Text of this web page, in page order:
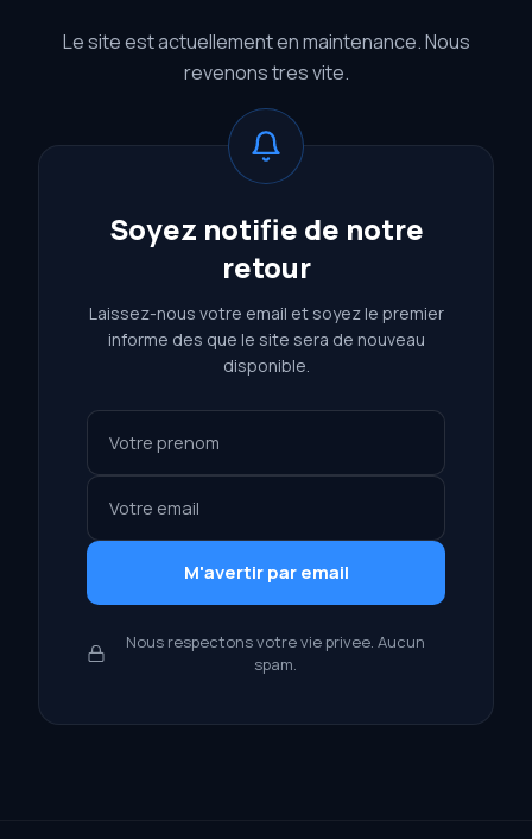
Le site est actuellement en maintenance. Nous
revenons tres vite.
Soyez notifie de notre
retour
Laissez-nous votre email et soyez le premier
informe des que le site sera de nouveau
disponible.
M'avertir par email
Nous respectons votre vie privee. Aucun
spam.